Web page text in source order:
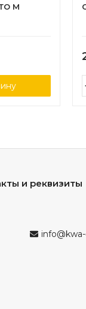
M
и реквизиты